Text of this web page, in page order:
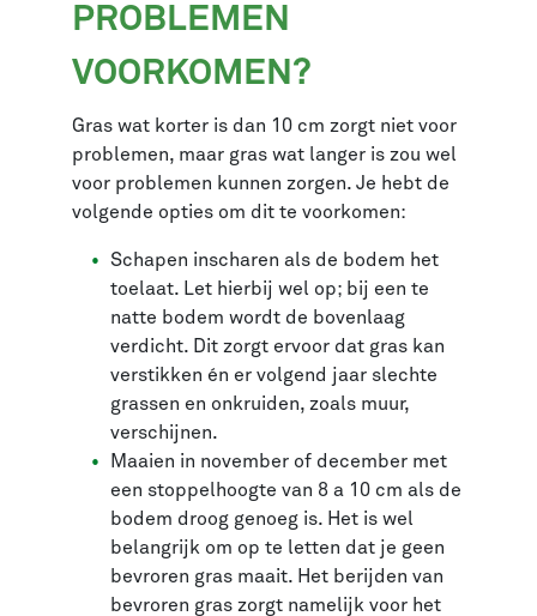
PROBLEMEN
VOORKOMEN?
Gras wat korter is dan 10 cm zorgt niet voor
problemen, maar gras wat langer is zou wel
voor problemen kunnen zorgen. Je hebt de
volgende opties om dit te voorkomen:
Schapen inscharen als de bodem het
toelaat. Let hierbij wel op; bij een te
natte bodem wordt de bovenlaag
verdicht. Dit zorgt ervoor dat gras kan
verstikken én er volgend jaar slechte
grassen en onkruiden, zoals muur,
verschijnen.
Maaien in november of december met
een stoppelhoogte van 8 a 10 cm als de
bodem droog genoeg is. Het is wel
belangrijk om op te letten dat je geen
bevroren gras maait. Het berijden van
bevroren gras zorgt namelijk voor het